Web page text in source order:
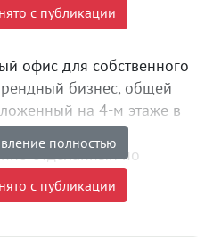
с публикации
офис для собственного
бизнес, общей
на 4-м этаже в
16 в г.
отделанный по
просторный, дорогой и
современной
полностью
с публикации